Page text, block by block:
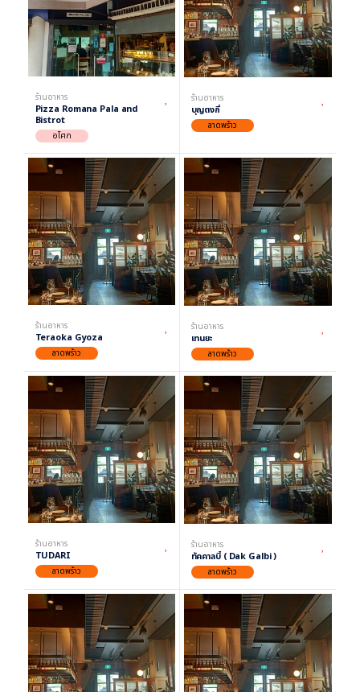
ร้านอาหาร
Pizza Romana Pala and
Bistrot
อโศก
ร้านอาหาร
บุญตงกี่
ลาดพร้าว
ร้านอาหาร
Teraoka Gyoza
ลาดพร้าว
ร้านอาหาร
เทนยะ
ลาดพร้าว
ร้านอาหาร
TUDARI
ลาดพร้าว
ร้านอาหาร
ทัคคาลบี้ ( Dak Galbi )
ลาดพร้าว